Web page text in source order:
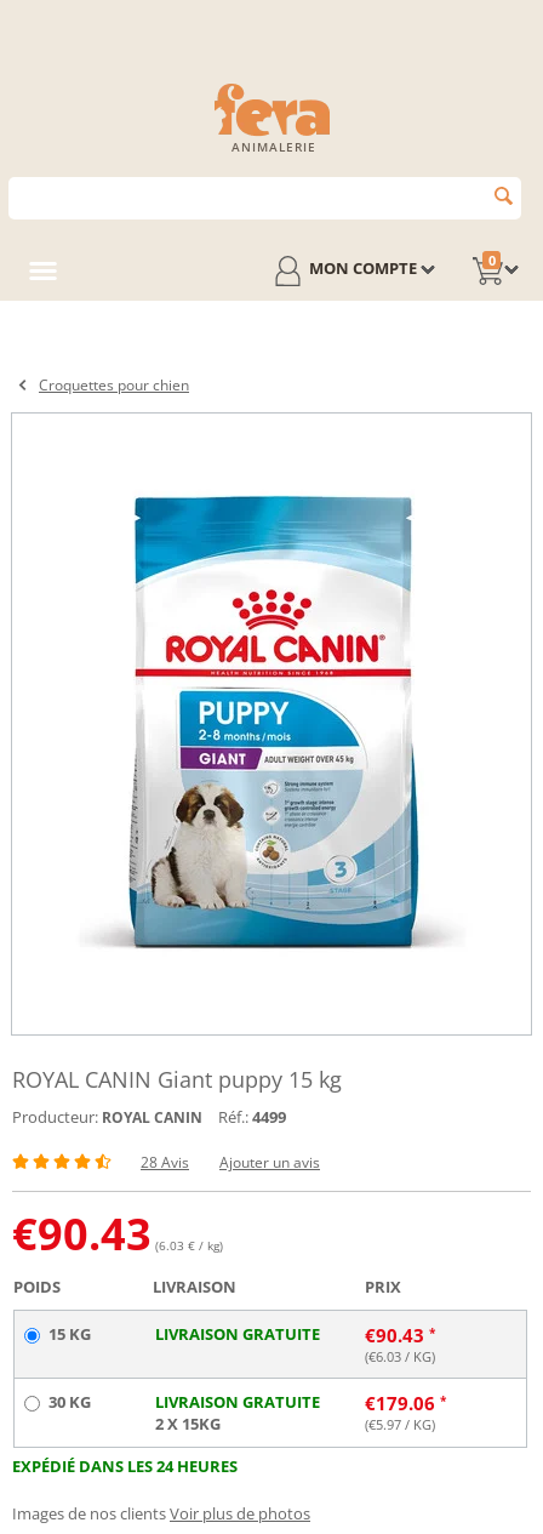
ANIMALERIE
0
MON COMPTE
Croquettes pour chien
ROYAL CANIN Giant puppy 15 kg
Producteur: ROYAL CANIN Réf.:4499
28 Avis Ajouter un avis
€90.43 (6.03 € / kg)
POIDS LIVRAISON PRIX
15 KG LIVRAISON GRATUITE €90.43
(€6.03 / KG)
30 KG
LIVRAISON GRATUITE
2 X 15KG
€179.06
(€5.97 / KG)
EXPÉDIÉ DANS LES 24 HEURES
Images de nos clientsVoir plus de photos